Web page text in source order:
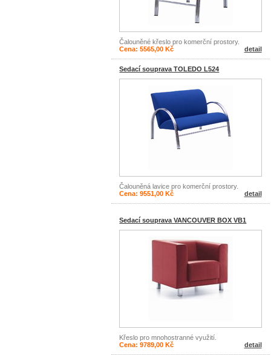
Čalouněné křeslo pro komerční prostory.
detail
Cena: 5565,00 Kč
Sedací souprava TOLEDO L524
Čalouněná lavice pro komerční prostory.
detail
Cena: 9551,00 Kč
Sedací souprava VANCOUVER BOX VB1
Křeslo pro mnohostranné využití.
detail
Cena: 9789,00 Kč